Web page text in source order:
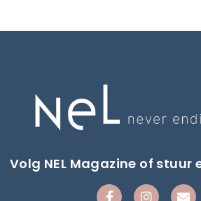
Volg NEL Magazine of stuur